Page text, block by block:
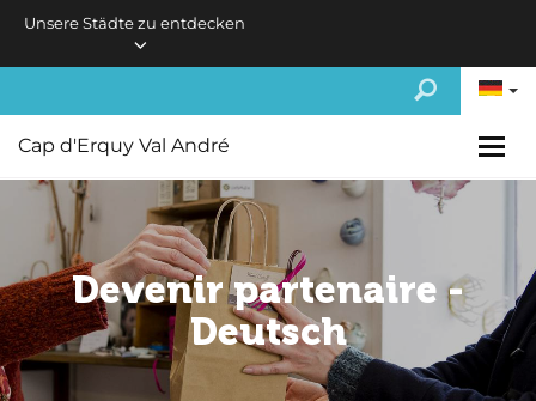
Skip to main content
Unsere Städte zu entdecken
Cap d'Erquy Val André
Devenir partenaire -
Deutsch